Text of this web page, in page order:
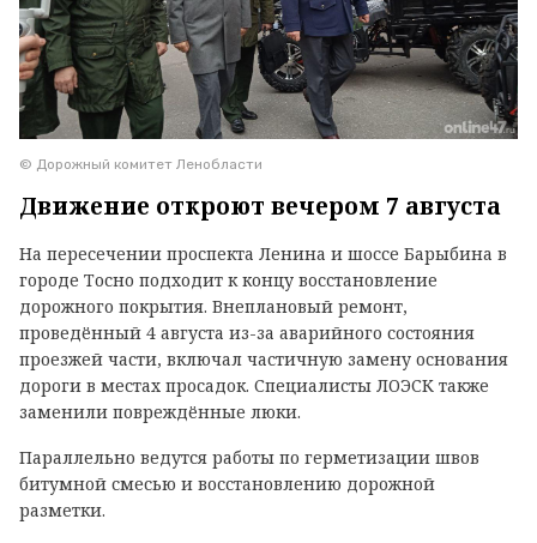
© Дорожный комитет Ленобласти
Движение откроют вечером 7 августа
На пересечении проспекта Ленина и шоссе Барыбина в
городе Тосно подходит к концу восстановление
дорожного покрытия. Внеплановый ремонт,
проведённый 4 августа из-за аварийного состояния
проезжей части, включал частичную замену основания
дороги в местах просадок. Специалисты ЛОЭСК также
заменили повреждённые люки.
Параллельно ведутся работы по герметизации швов
битумной смесью и восстановлению дорожной
разметки.